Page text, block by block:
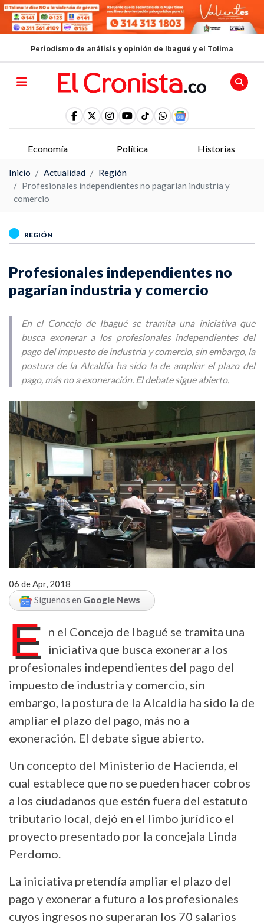
Periodismo de análisis y opinión de Ibagué y el Tolima
Economía Política Historias
Inicio Actualidad
Región
Profesionales independientes no pagarían industria y
comercio
REGIÓN
Profesionales independientes no
pagarían industria y comercio
En el Concejo de Ibagué se tramita una iniciativa que
busca exonerar a los profesionales independientes del
pago del impuesto de industria y comercio, sin embargo, la
postura de la Alcaldía ha sido la de ampliar el plazo del
pago, más no a exoneración. El debate sigue abierto.
06 de Apr, 2018
Síguenos en Google News
E
n el Concejo de Ibagué se tramita una
iniciativa que busca exonerar a los
profesionales independientes del pago del
impuesto de industria y comercio, sin
embargo, la postura de la Alcaldía ha sido la de
ampliar el plazo del pago, más no a
exoneración. El debate sigue abierto.
Un concepto del Ministerio de Hacienda, el
cual establece que no se pueden hacer cobros
a los ciudadanos que estén fuera del estatuto
tributario local, dejó en el limbo jurídico el
proyecto presentado por la concejala Linda
Perdomo.
La iniciativa pretendía ampliar el plazo del
pago y exonerar a futuro a los profesionales
cuyos ingresos no superaran los 70 salarios